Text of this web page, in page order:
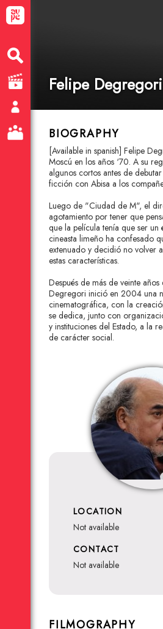
Felipe Degregori
BIOGRAPHY
[Available in spanish] Felipe
Moscú en los años ‘70. A su
algunos cortos antes de
ficción con Abisa a los
Luego de "Ciudad de M", el
agotamiento por tener que
que la película tenía que ser un
cineasta limeño ha confesado
extenuado y decidió no volver
estas características.
Después de más de veinte
Degregori inició en 2004 una
cinematográfica, con la
se dedica, junto con
y instituciones del Estado, a la
de carácter social.
LOCATION
not available
CONTACT
not available
FILMOGRAPHY